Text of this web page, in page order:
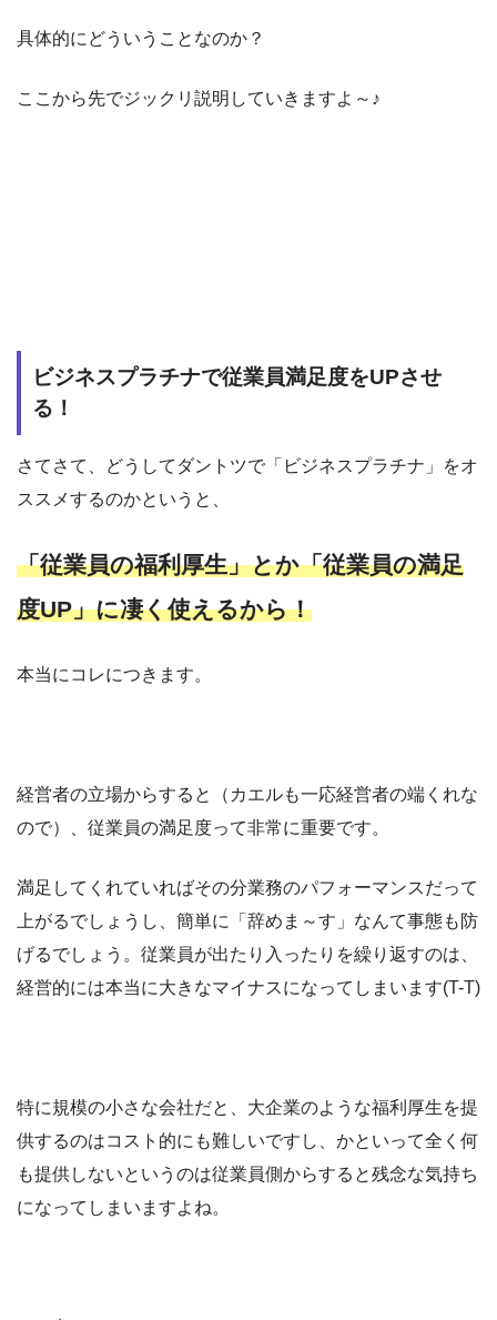
具体的にどういうことなのか？
ここから先でジックリ説明していきますよ～♪
ビジネスプラチナで従業員満足度をUPさせ
る！
さてさて、どうしてダントツで「ビジネスプラチナ」をオ
ススメするのかというと、
「従業員の福利厚生」とか「従業員の満足
度UP」に凄く使えるから！
本当にコレにつきます。
経営者の立場からすると（カエルも一応経営者の端くれな
ので）、従業員の満足度って非常に重要です。
満足してくれていればその分業務のパフォーマンスだって
上がるでしょうし、簡単に「辞めま～す」なんて事態も防
げるでしょう。従業員が出たり入ったりを繰り返すのは、
経営的には本当に大きなマイナスになってしまいます(T-T)
特に規模の小さな会社だと、大企業のような福利厚生を提
供するのはコスト的にも難しいですし、かといって全く何
も提供しないというのは従業員側からすると残念な気持ち
になってしまいますよね。